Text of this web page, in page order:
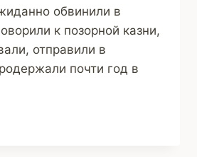
обвинили в
к позорной казни,
отправили в
почти год в